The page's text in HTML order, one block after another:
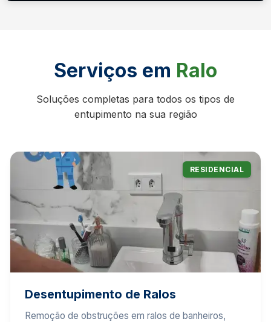
Serviços em Ralo
Soluções completas para todos os tipos de
entupimento na sua região
RESIDENCIAL
Desentupimento de Ralos
Remoção de obstruções em ralos de banheiros,